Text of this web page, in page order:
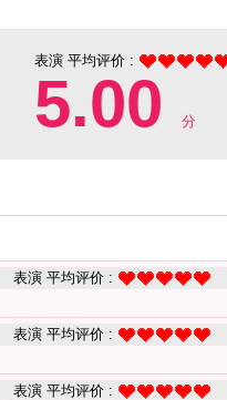
表演 平均评价 :
5.00 分
表演 平均评价 :
表演 平均评价 :
表演 平均评价 :